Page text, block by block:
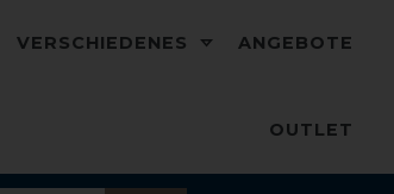
VERSCHIEDENES ANGEBOTE
OUTLET